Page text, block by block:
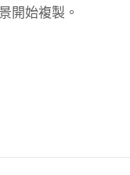
開始複製。